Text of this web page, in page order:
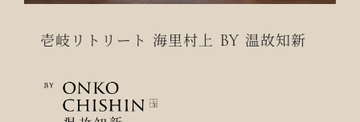
壱岐リトリート 海里村上 BY 温故知新